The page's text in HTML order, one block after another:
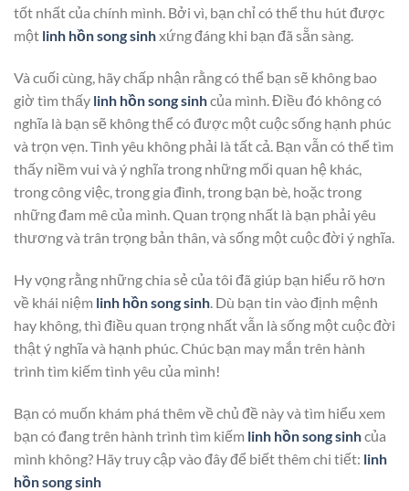
tốt nhất của chính mình. Bởi vì, bạn chỉ có thể thu hút được
một linh hồn song sinhxứng đáng khi bạn đã sẵn sàng.
Và cuối cùng, hãy chấp nhận rằng có thể bạn sẽ không bao
giờ tìm thấy linh hồn song sinhcủa mình. Điều đó không có
nghĩa là bạn sẽ không thể có được một cuộc sống hạnh phúc
và trọn vẹn. Tình yêu không phải là tất cả. Bạn vẫn có thể tìm
thấy niềm vui và ý nghĩa trong những mối quan hệ khác,
trong công việc, trong gia đình, trong bạn bè, hoặc trong
những đam mê của mình. Quan trọng nhất là bạn phải yêu
thương và trân trọng bản thân, và sống một cuộc đời ý nghĩa.
Hy vọng rằng những chia sẻ của tôi đã giúp bạn hiểu rõ hơn
về khái niệm linh hồn song sinh. Dù bạn tin vào định mệnh
hay không, thì điều quan trọng nhất vẫn là sống một cuộc đời
thật ý nghĩa và hạnh phúc. Chúc bạn may mắn trên hành
trình tìm kiếm tình yêu của mình!
Bạn có muốn khám phá thêm về chủ đề này và tìm hiểu xem
bạn có đang trên hành trình tìm kiếm linh hồn song sinhcủa
mình không? Hãy truy cập vào đây để biết thêm chi tiết: linh
hồn song sinh